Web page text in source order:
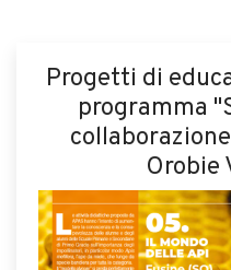
Progetti di
programma
Orobie